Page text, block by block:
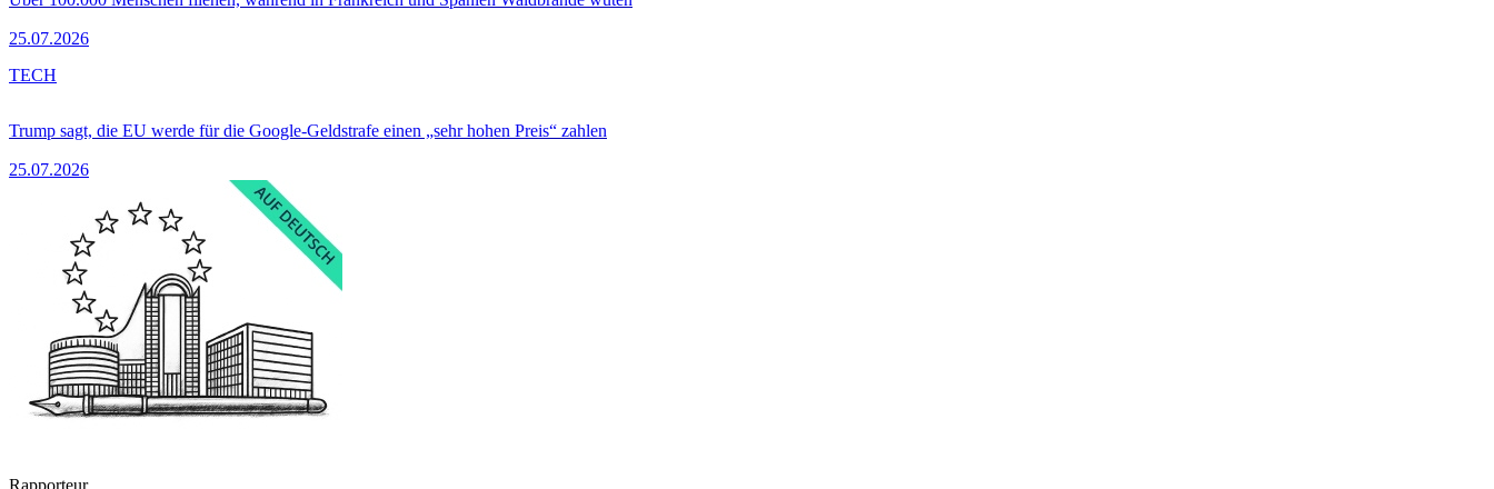
25.07.2026
Trump sagt, die EU werde für die Google-Geldstrafe einen „sehr hohen Preis“ zahlen
25.07.2026
TECH
Rapporteur